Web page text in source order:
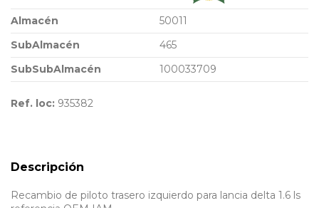
Almacén
50011
SubAlmacén
465
SubSubAlmacén
100033709
Ref. loc: 935382
Descripción
Recambio de piloto trasero izquierdo para lancia delta 1.6 ls